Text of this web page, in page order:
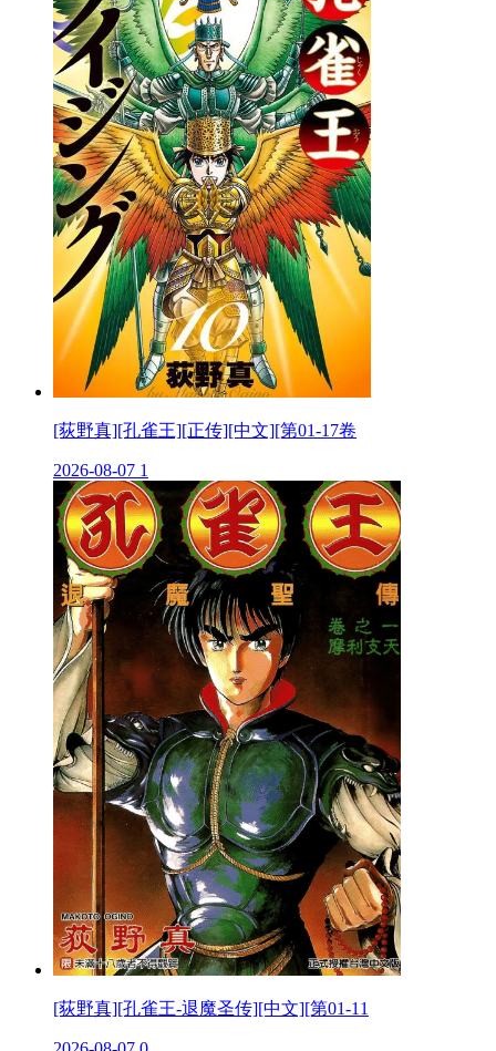
[荻野真][孔雀王][正传][中文][第01-17卷
2026-08-07 1
[荻野真][孔雀王-退魔圣传][中文][第01-11